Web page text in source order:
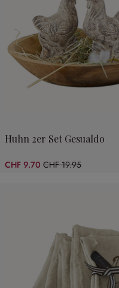
Huhn 2er Set Gesualdo
CHF 9.70 CHF 19.95
(51.38% gespart)